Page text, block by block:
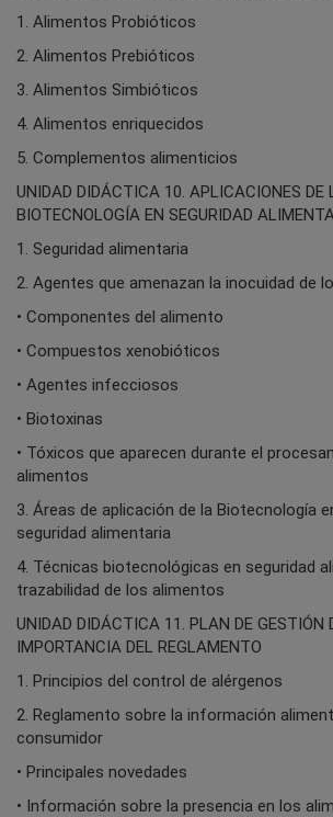
1. Alimentos Probióticos
2. Alimentos Prebióticos
3. Alimentos Simbióticos
4. Alimentos enriquecidos
5. Complementos alimenticios
UNIDAD DIDÁCTICA 10. APLICACIONES DE
BIOTECNOLOGÍA EN SEGURIDAD
1. Seguridad alimentaria
2. Agentes que amenazan la inocuidad de
• Componentes del alimento
• Compuestos xenobióticos
• Agentes infecciosos
• Biotoxinas
• Tóxicos que aparecen durante el
alimentos
3. Áreas de aplicación de la Biotecnología
seguridad alimentaria
4. Técnicas biotecnológicas en seguridad
trazabilidad de los alimentos
UNIDAD DIDÁCTICA 11. PLAN DE GESTIÓN
IMPORTANCIA DEL REGLAMENTO
1. Principios del control de alérgenos
2. Reglamento sobre la información
consumidor
• Principales novedades
• Información sobre la presencia en los